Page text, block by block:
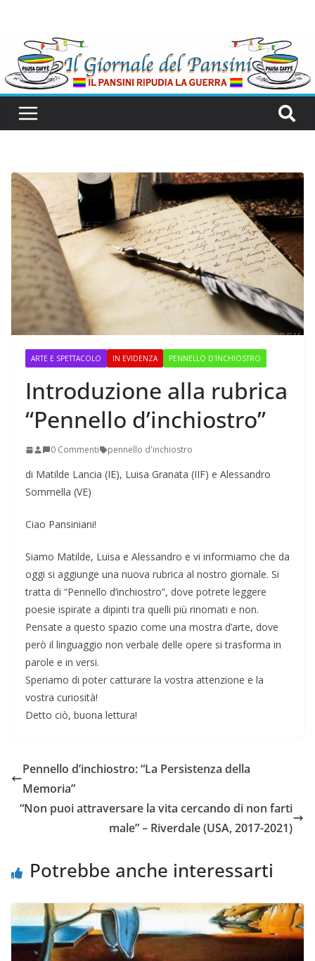
ARTE E SPETTACOLO IN EVIDENZA PENNELLO D'INCHIOSTRO
Introduzione alla rubrica
“Pennello d’inchiostro”
0 Commenti pennello d'inchiostro
di Matilde Lancia (IE), Luisa Granata (IIF) e Alessandro
Sommella (VE)
Ciao Pansiniani!
Siamo Matilde, Luisa e Alessandro e vi informiamo che da
oggi si aggiunge una nuova rubrica al nostro giornale. Si
tratta di “Pennello d’inchiostro”, dove potrete leggere
poesie ispirate a dipinti tra quelli più rinomati e non.
Pensate a questo spazio come una mostra d’arte, dove
però il linguaggio non verbale delle opere si trasforma in
parole e in versi.
Speriamo di poter catturare la vostra attenzione e la
vostra curiosità!
Detto ciò, buona lettura!
Pennello d’inchiostro: “La Persistenza della
Memoria”
“Non puoi attraversare la vita cercando di non farti
male” – Riverdale (USA, 2017-2021)
Potrebbe anche interessarti